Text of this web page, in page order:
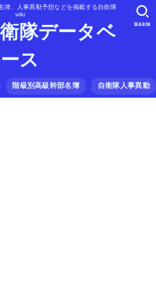
簿、人事異動予想などを掲載する自衛隊
wiki
隊データベ
ース
階級別高級幹部名簿 自衛隊人事異動
SEARCH